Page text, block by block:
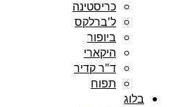
כריסטינה
ל'ברלקס
ביופור
היקארי
ד"ר קדיר
תפוח
בלוג